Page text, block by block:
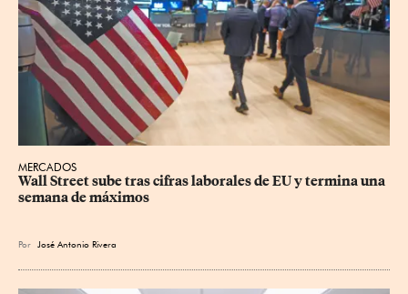
MERCADOS
Wall Street sube tras cifras laborales de EU y termina una
semana de máximos
Por José Antonio Rivera